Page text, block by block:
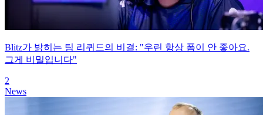
Blitz가 밝히는 팀 리퀴드의 비결: "우린 항상 폼이 안 좋아요.
그게 비밀입니다"
2
News